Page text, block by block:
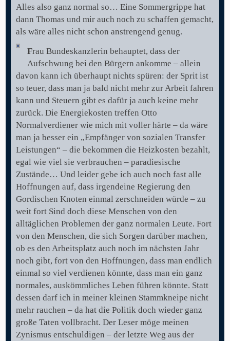
Alles also ganz normal so… Eine Sommergrippe hat
dann Thomas und mir auch noch zu schaffen gemacht,
als wäre alles nicht schon anstrengend genug.
Frau Bundeskanzlerin behauptet, dass der
Aufschwung bei den Bürgern ankomme – allein
davon kann ich überhaupt nichts spüren: der Sprit ist
so teuer, dass man ja bald nicht mehr zur Arbeit fahren
kann und Steuern gibt es dafür ja auch keine mehr
zurück. Die Energiekosten treffen Otto
Normalverdiener wie mich mit voller härte – da wäre
man ja besser ein „Empfänger von sozialen Transfer
Leistungen“ – die bekommen die Heizkosten bezahlt,
egal wie viel sie verbrauchen – paradiesische
Zustände… Und leider gebe ich auch noch fast alle
Hoffnungen auf, dass irgendeine Regierung den
Gordischen Knoten einmal zerschneiden würde – zu
weit fort Sind doch diese Menschen von den
alltäglichen Problemen der ganz normalen Leute. Fort
von den Menschen, die sich Sorgen darüber machen,
ob es den Arbeitsplatz auch noch im nächsten Jahr
noch gibt, fort von den Hoffnungen, dass man endlich
einmal so viel verdienen könnte, dass man ein ganz
normales, auskömmliches Leben führen könnte. Statt
dessen darf ich in meiner kleinen Stammkneipe nicht
mehr rauchen – da hat die Politik doch wieder ganz
große Taten vollbracht. Der Leser möge meinen
Zynismus entschuldigen – der letzte Weg aus der